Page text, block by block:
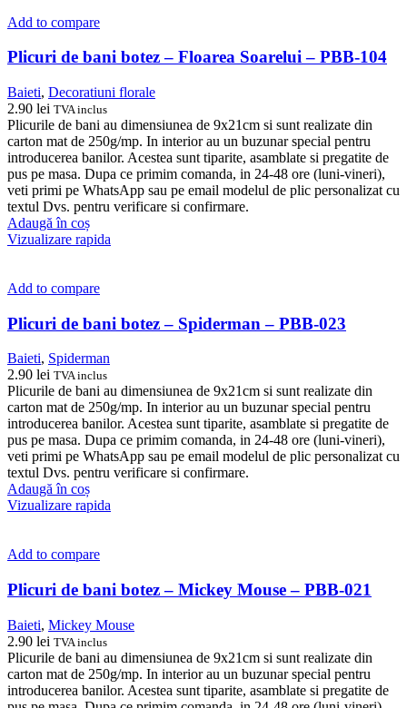
Add to compare
Plicuri de bani botez – Floarea Soarelui – PBB-104
Baieti, Decoratiuni florale
2.90 lei TVA inclus
Plicurile de bani au dimensiunea de 9x21cm si sunt realizate din
carton mat de 250g/mp. In interior au un buzunar special pentru
introducerea banilor. Acestea sunt tiparite, asamblate si pregatite de
pus pe masa. Dupa ce primim comanda, in 24-48 ore (luni-vineri),
veti primi pe WhatsApp sau pe email modelul de plic personalizat cu
textul Dvs. pentru verificare si confirmare.
Adaugă în coș
Vizualizare rapida
Add to compare
Plicuri de bani botez – Spiderman – PBB-023
Baieti, Spiderman
2.90 lei TVA inclus
Plicurile de bani au dimensiunea de 9x21cm si sunt realizate din
carton mat de 250g/mp. In interior au un buzunar special pentru
introducerea banilor. Acestea sunt tiparite, asamblate si pregatite de
pus pe masa. Dupa ce primim comanda, in 24-48 ore (luni-vineri),
veti primi pe WhatsApp sau pe email modelul de plic personalizat cu
textul Dvs. pentru verificare si confirmare.
Adaugă în coș
Vizualizare rapida
Add to compare
Plicuri de bani botez – Mickey Mouse – PBB-021
Baieti, Mickey Mouse
2.90 lei TVA inclus
Plicurile de bani au dimensiunea de 9x21cm si sunt realizate din
carton mat de 250g/mp. In interior au un buzunar special pentru
introducerea banilor. Acestea sunt tiparite, asamblate si pregatite de